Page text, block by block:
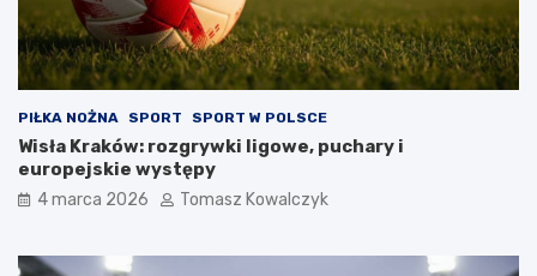
PIŁKA NOŻNA SPORT SPORT W POLSCE
Wisła Kraków: rozgrywki ligowe, puchary i
europejskie występy
4 marca 2026 Tomasz Kowalczyk